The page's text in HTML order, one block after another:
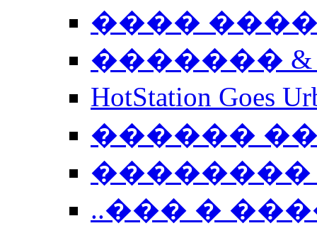
����
�������
HotStation
������
��������
..��� �